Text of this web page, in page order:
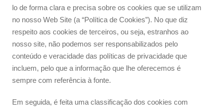
lo de forma clara e precisa sobre os cookies que se utilizam
no nosso Web Site (a “Política de Cookies”). No que diz
respeito aos cookies de terceiros, ou seja, estranhos ao
nosso site, não podemos ser responsabilizados pelo
conteúdo e veracidade das políticas de privacidade que
incluem, pelo que a informação que lhe oferecemos é
sempre com referência à fonte.
Em seguida, é feita uma classificação dos cookies com